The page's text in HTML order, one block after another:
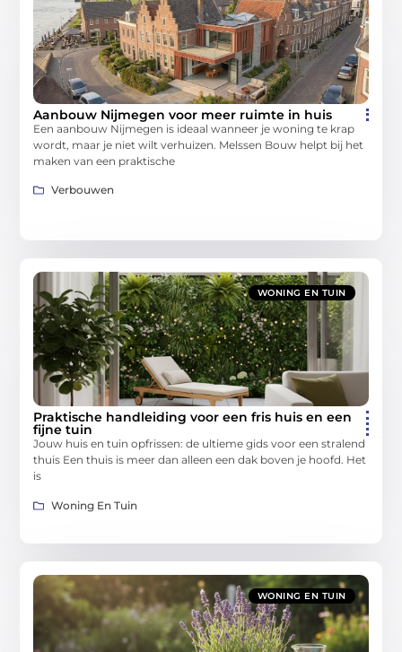
Aanbouw Nijmegen voor meer ruimte in huis
Een aanbouw Nijmegen is ideaal wanneer je woning te krap
wordt, maar je niet wilt verhuizen. Melssen Bouw helpt bij het
maken van een praktische
Verbouwen
WONING EN TUIN
Praktische handleiding voor een fris huis en een
fijne tuin
Jouw huis en tuin opfrissen: de ultieme gids voor een stralend
thuis Een thuis is meer dan alleen een dak boven je hoofd. Het
is
Woning En Tuin
WONING EN TUIN